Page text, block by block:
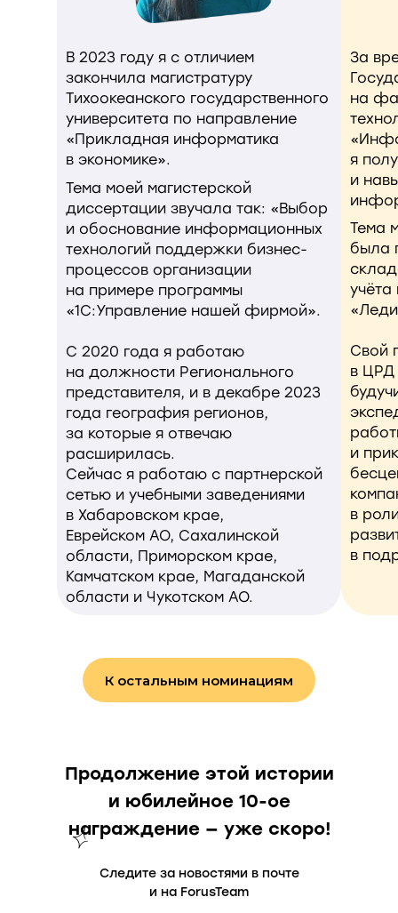
В 2023 году я с отличием
закончила магистратуру
Тихоокеанского государственного
университета по направление
«Прикладная информатика
в экономике».
Тема моей магистерской
диссертации звучала так: «Выбор
и обоснование информационных
технологий поддержки бизнес-
процессов организации
на примере программы
«1С:Управление нашей фирмой».
С 2020 года я работаю
на должности Регионального
представителя, и в декабре 2023
года география регионов,
за которые я отвечаю
расширилась.
Сейчас я работаю с партнерской
сетью и учебными заведениями
в Хабаровском крае,
Еврейском АО, Сахалинской
области, Приморском крае,
Камчатском крае, Магаданской
области и Чукотском АО.
За
на
я
и
Тема
была
учёта
Свой
в ЦРД
и
в
в
К остальным номинациям
Продолжение этой истории
и юбилейное 10-ое
награждение — уже скоро!
Следите за новостями в почте
и на ForusTeam